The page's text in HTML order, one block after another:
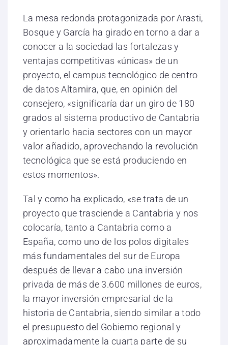
La mesa redonda protagonizada por Arasti,
Bosque y García ha girado en torno a dar a
conocer a la sociedad las fortalezas y
ventajas competitivas «únicas» de un
proyecto, el campus tecnológico de centro
de datos Altamira, que, en opinión del
consejero, «significaría dar un giro de 180
grados al sistema productivo de Cantabria
y orientarlo hacia sectores con un mayor
valor añadido, aprovechando la revolución
tecnológica que se está produciendo en
estos momentos».
Tal y como ha explicado, «se trata de un
proyecto que trasciende a Cantabria y nos
colocaría, tanto a Cantabria como a
España, como uno de los polos digitales
más fundamentales del sur de Europa
después de llevar a cabo una inversión
privada de más de 3.600 millones de euros,
la mayor inversión empresarial de la
historia de Cantabria, siendo similar a todo
el presupuesto del Gobierno regional y
aproximadamente la cuarta parte de su